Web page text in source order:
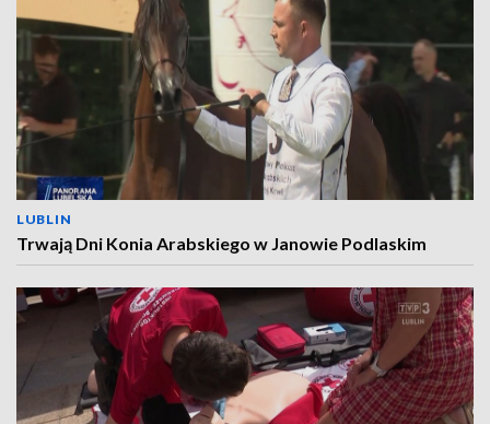
LUBLIN
Trwają Dni Konia Arabskiego w Janowie Podlaskim